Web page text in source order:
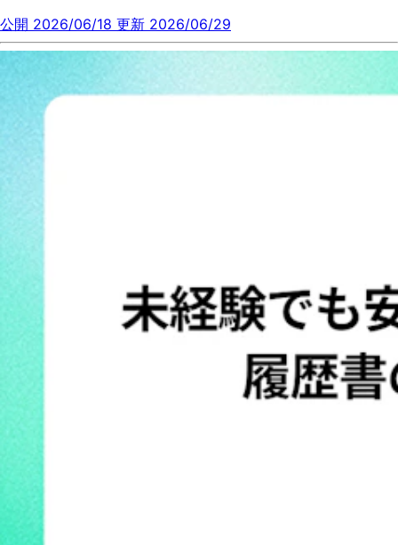
公開 2026/06/18 更新 2026/06/29